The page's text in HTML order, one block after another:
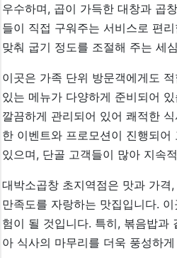
우수하며, 곱이 가득한 대창과 곱
들이 직접 구워주는 서비스로 편
맞춰 굽기 정도를 조절해 주는 세
이곳은 가족 단위 방문객에게도
있는 메뉴가 다양하게 준비되어
깔끔하게 관리되어 있어 쾌적한
한 이벤트와 프로모션이 진행되어
있으며, 단골 고객들이 많아 지속
대박소곱창 초지역점은 맛과 가격
만족도를 자랑하는 맛집입니다.
험이 될 것입니다. 특히, 볶음밥과
아 식사의 마무리를 더욱 풍성하